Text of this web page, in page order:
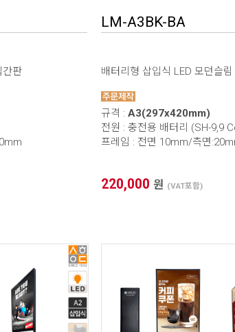
간판
LM-A3BK-BA
배터리형 삽입식 LED 모던슬
규격 : A3(297x420mm)
전원 : 충전용 배터리 (SH-9,9
프레임 : 전면 10mm/측면
220,000 원 (VAT포함)